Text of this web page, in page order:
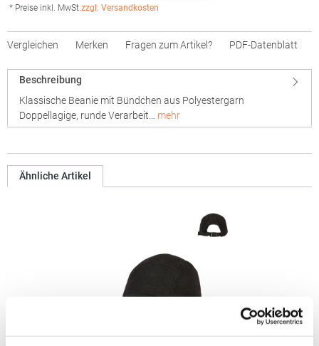
* Preise inkl. MwSt.zzgl. Versandkosten
Vergleichen Merken Fragen zum Artikel? PDF-Datenblatt
Beschreibung
Klassische Beanie mit Bündchen aus Polyestergarn
Doppellagige, runde Verarbeit… mehr
Ähnliche Artikel